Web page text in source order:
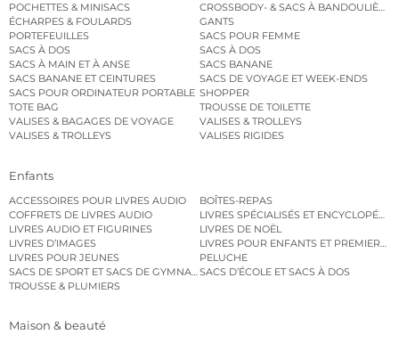
POCHETTES & MINISACS
CROSSBODY- & SACS À BANDOULIÈRE
ÉCHARPES & FOULARDS
GANTS
PORTEFEUILLES
SACS POUR FEMME
SACS À DOS
SACS À DOS
SACS À MAIN ET À ANSE
SACS BANANE
SACS BANANE ET CEINTURES
SACS DE VOYAGE ET WEEK-ENDS
SACS POUR ORDINATEUR PORTABLE SHOPPER
TOTE BAG
TROUSSE DE TOILETTE
VALISES & BAGAGES DE VOYAGE
VALISES & TROLLEYS
VALISES & TROLLEYS
VALISES RIGIDES
Enfants
ACCESSOIRES POUR LIVRES AUDIO
BOÎTES-REPAS
COFFRETS DE LIVRES AUDIO
LIVRES SPÉCIALISÉS ET
LIVRES AUDIO ET FIGURINES
LIVRES DE NOËL
LIVRES D’IMAGES
LIVRES POUR ENFANTS ET PREMIERS
LIVRES POUR JEUNES
PELUCHE
SACS DE SPORT ET SACS DE GYMNASTIQUESACS D’ÉCOLE ET SACS À DOS
TROUSSE & PLUMIERS
Maison & beauté